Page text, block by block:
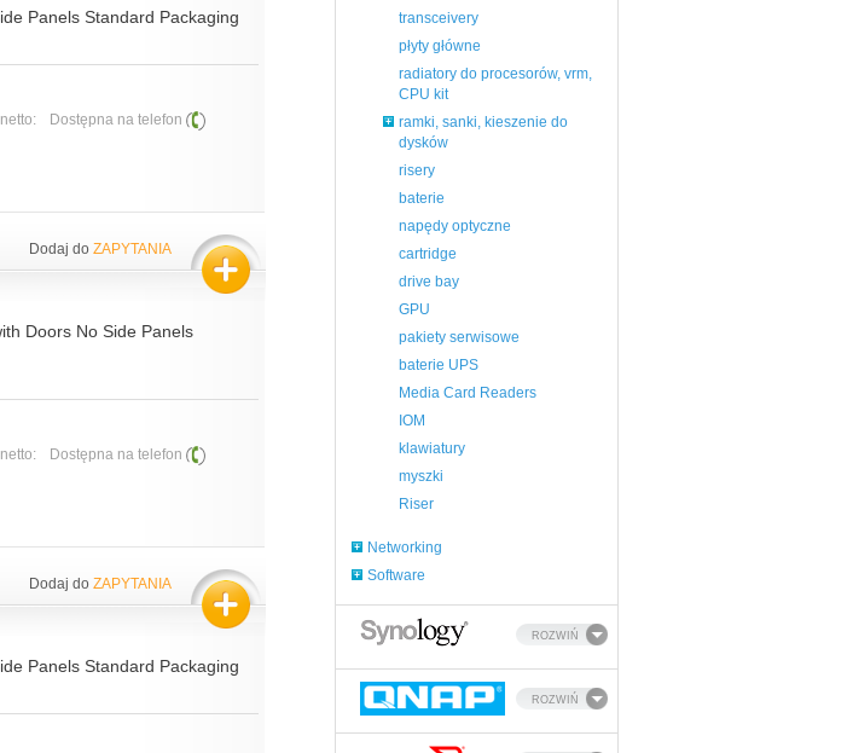
transceivery
płyty główne
radiatory do procesorów, vrm,
CPU kit
ramki, sanki, kieszenie do
dysków
risery
baterie
napędy optyczne
cartridge
drive bay
GPU
pakiety serwisowe
baterie UPS
Media Card Readers
IOM
klawiatury
myszki
Riser
Networking
Software
ROZWIŃ
ROZWIŃ
Panels Standard Packaging
Dostępna na telefon
Dodaj do ZAPYTANIA
Doors No Side Panels
Dostępna na telefon
Dodaj do ZAPYTANIA
Panels Standard Packaging